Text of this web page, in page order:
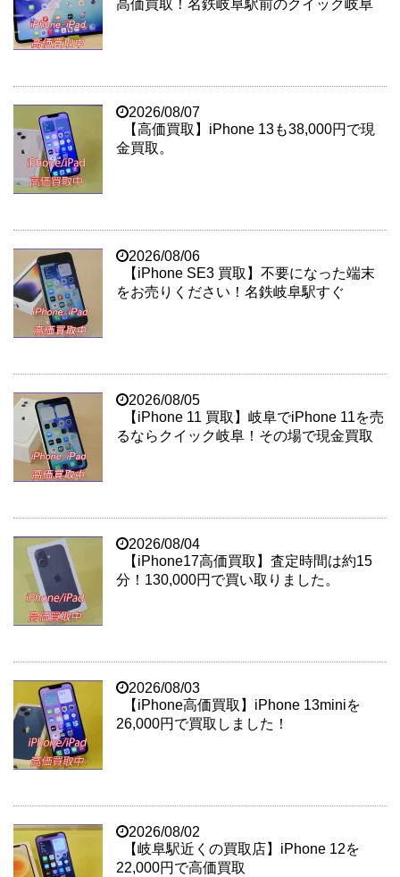
高価買取！名鉄岐阜駅前のクイック岐阜
2026/08/07
【高価買取】iPhone 13も38,000円で現
金買取。
2026/08/06
【iPhone SE3 買取】不要になった端末
をお売りください！名鉄岐阜駅すぐ
2026/08/05
【iPhone 11 買取】岐阜でiPhone 11を売
るならクイック岐阜！その場で現金買取
2026/08/04
【iPhone17高価買取】査定時間は約15
分！130,000円で買い取りました。
2026/08/03
【iPhone高価買取】iPhone 13miniを
26,000円で買取しました！
2026/08/02
【岐阜駅近くの買取店】iPhone 12を
22,000円で高価買取